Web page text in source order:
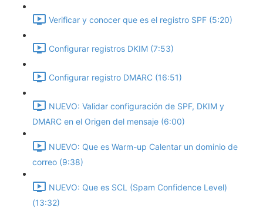
Verificar y conocer que es el registro SPF (5:20)
Configurar registros DKIM (7:53)
Configurar registro DMARC (16:51)
NUEVO: Validar configuración de SPF, DKIM y
DMARC en el Origen del mensaje (6:00)
NUEVO: Que es Warm-up Calentar un dominio de
correo (9:38)
NUEVO: Que es SCL (Spam Confidence Level)
(13:32)